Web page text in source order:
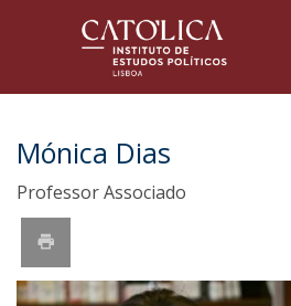
Mónica Dias
Professor Associado